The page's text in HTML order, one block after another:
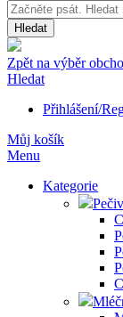
Hledat
Zpět na výběr
Hledat
Přihlášení/
Můj košík
Menu
Kategorie